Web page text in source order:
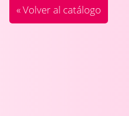
« Volver al catálogo